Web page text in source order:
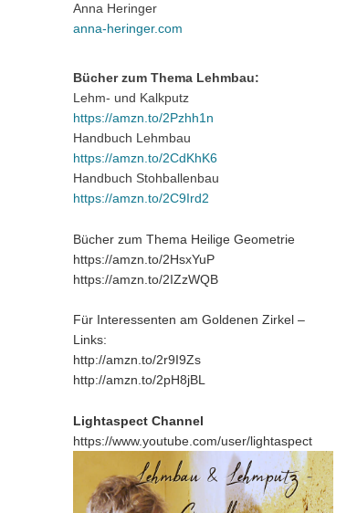
Anna Heringer
anna-heringer.com
Bücher zum Thema Lehmbau:
Lehm- und Kalkputz
https://amzn.to/2Pzhh1n
Handbuch Lehmbau
https://amzn.to/2CdKhK6
Handbuch Stohballenbau
https://amzn.to/2C9Ird2
Bücher zum Thema Heilige Geometrie
https://amzn.to/2HsxYuP
https://amzn.to/2IZzWQB
Für Interessenten am Goldenen Zirkel –
Links:
http://amzn.to/2r9I9Zs
http://amzn.to/2pH8jBL
Lightaspect Channel
https://www.youtube.com/user/lightaspect